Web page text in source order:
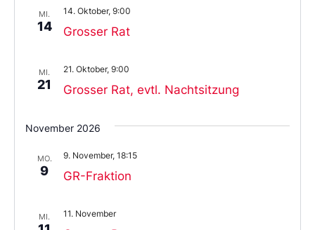
MI.
14 Grosser Rat
14. Oktober, 9:00
MI.
21 Grosser Rat, evtl. Nachtsitzung
21. Oktober, 9:00
November 2026
MO.
9 GR-Fraktion
9. November, 18:15
MI. 11. November